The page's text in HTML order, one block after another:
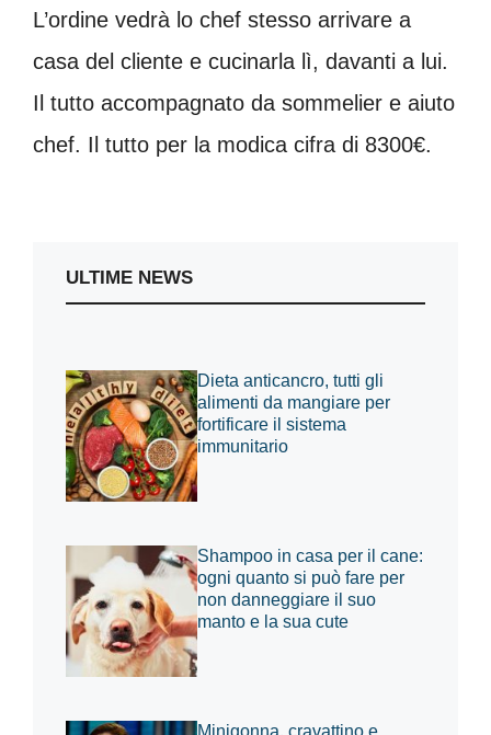
L’ordine vedrà lo chef stesso arrivare a
casa del cliente e cucinarla lì, davanti a lui.
Il tutto accompagnato da sommelier e aiuto
chef. Il tutto per la modica cifra di 8300€.
ULTIME NEWS
Dieta anticancro, tutti gli
alimenti da mangiare per
fortificare il sistema
immunitario
Shampoo in casa per il cane:
ogni quanto si può fare per
non danneggiare il suo
manto e la sua cute
Minigonna, cravattino e